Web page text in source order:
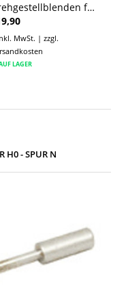
für
2, GP 30, GP 7/9,
AB in schwarz
MwSt. | zzgl.
LAGER
H0 - SPUR N